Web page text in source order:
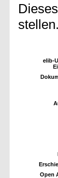
stellen.
elib-
Open